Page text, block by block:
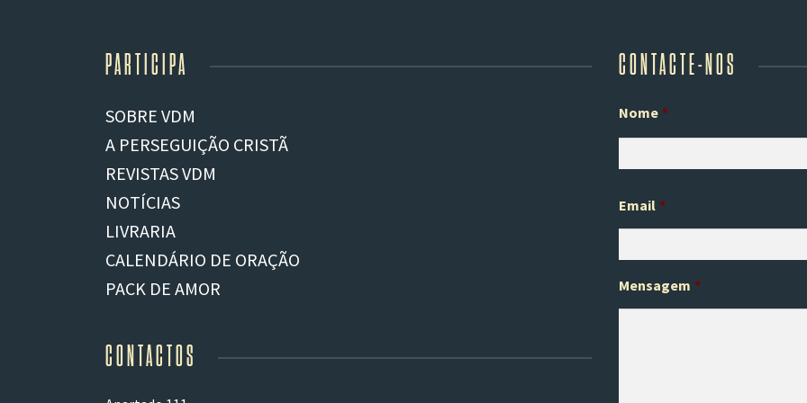
PARTICIPA
SOBRE VDM
A PERSEGUIÇÃO CRISTÃ
REVISTAS VDM
NOTÍCIAS
LIVRARIA
CALENDÁRIO DE ORAÇÃO
PACK DE AMOR
CONTACTOS
CONTACTE-NOS
Nome *
Email *
Mensagem *